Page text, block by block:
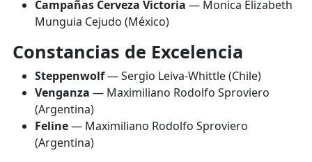
Campañas Cerveza Victoria — Monica Elizabeth
Munguia Cejudo (México)
Constancias de Excelencia
Steppenwolf— Sergio Leiva-Whittle (Chile)
Venganza — Maximiliano Rodolfo Sproviero
(Argentina)
Feline— Maximiliano Rodolfo Sproviero
(Argentina)